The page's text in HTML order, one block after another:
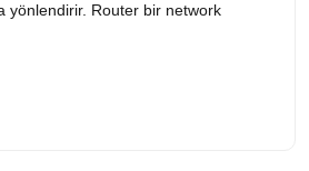
yönlendirir. Router bir network